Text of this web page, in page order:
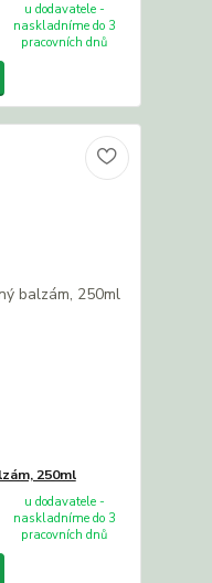
u dodavatele -
naskladníme do 3
pracovních dnů
250ml
u dodavatele -
naskladníme do 3
pracovních dnů